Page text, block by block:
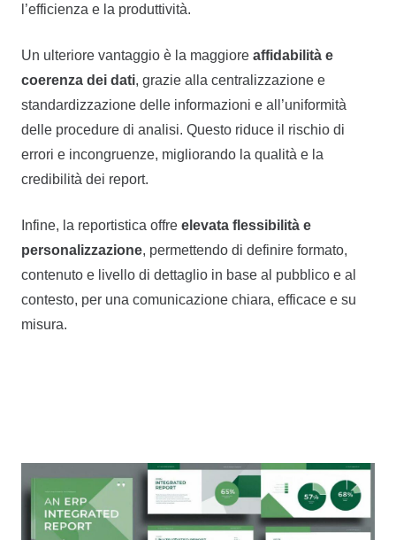
l’efficienza e la produttività.
Un ulteriore vantaggio è la maggiore affidabilità e
coerenza dei dati, grazie alla centralizzazione e
standardizzazione delle informazioni e all’uniformità
delle procedure di analisi. Questo riduce il rischio di
errori e incongruenze, migliorando la qualità e la
credibilità dei report.
Infine, la reportistica offre elevata flessibilità e
personalizzazione, permettendo di definire formato,
contenuto e livello di dettaglio in base al pubblico e al
contesto, per una comunicazione chiara, efficace e su
misura.